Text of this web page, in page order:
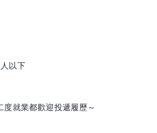
以下
度就業都歡迎投遞履歷～